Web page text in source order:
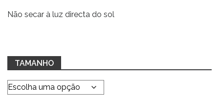
Não secar à luz directa do sol
TAMANHO